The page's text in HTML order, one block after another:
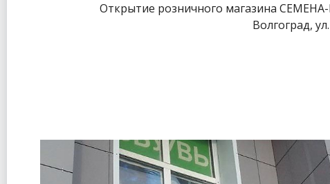
Открытие розничного магазина
Волгоград,